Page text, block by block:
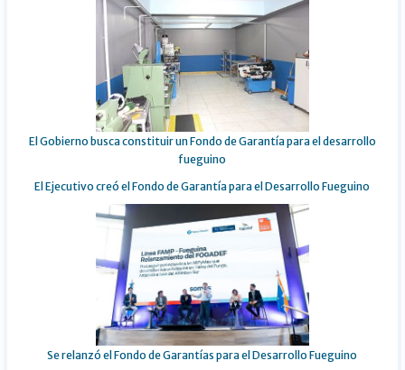
El Gobierno busca constituir un Fondo de Garantía para el desarrollo
fueguino
El Ejecutivo creó el Fondo de Garantía para el Desarrollo Fueguino
Se relanzó el Fondo de Garantías para el Desarrollo Fueguino